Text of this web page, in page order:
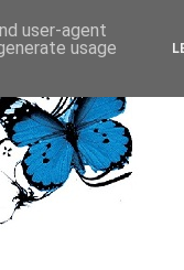
user-agent
usage